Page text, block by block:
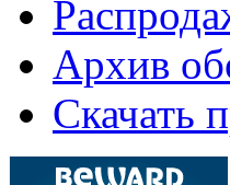
Архив
Скачать